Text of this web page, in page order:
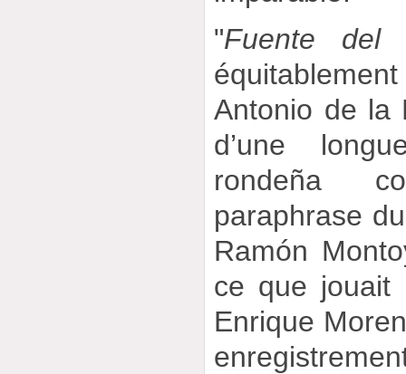
"Fuente del
Antonio de la
d’une
rondeña
paraphrase
Ramón
ce que jouait
Enrique